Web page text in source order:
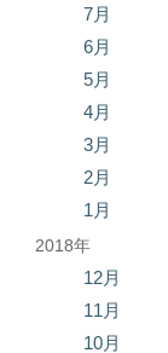
7月
6月
5月
4月
3月
2月
1月
2018年
12月
11月
10月